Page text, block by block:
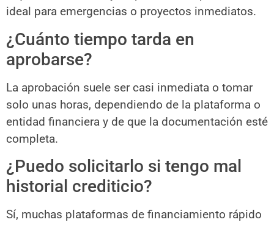
ideal para emergencias o proyectos inmediatos.
¿Cuánto tiempo tarda en
aprobarse?
La aprobación suele ser casi inmediata o tomar
solo unas horas, dependiendo de la plataforma o
entidad financiera y de que la documentación esté
completa.
¿Puedo solicitarlo si tengo mal
historial crediticio?
Sí, muchas plataformas de financiamiento rápido